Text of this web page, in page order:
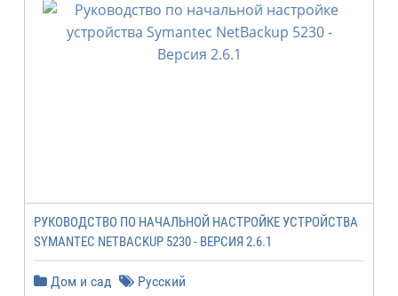
РУКОВОДСТВО ПО НАЧАЛЬНОЙ НАСТРОЙКЕ УСТРОЙСТВА
SYMANTEC NETBACKUP 5230 - ВЕРСИЯ 2.6.1
Дом и сад Русский